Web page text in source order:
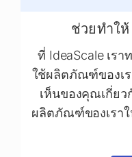
ช่วยทำใ
ที่ IdeaScale เรา
ใช้ผลิตภัณฑ์ของเร
เห็นของคุณเกี่ยว
ผลิตภัณฑ์ของเรา